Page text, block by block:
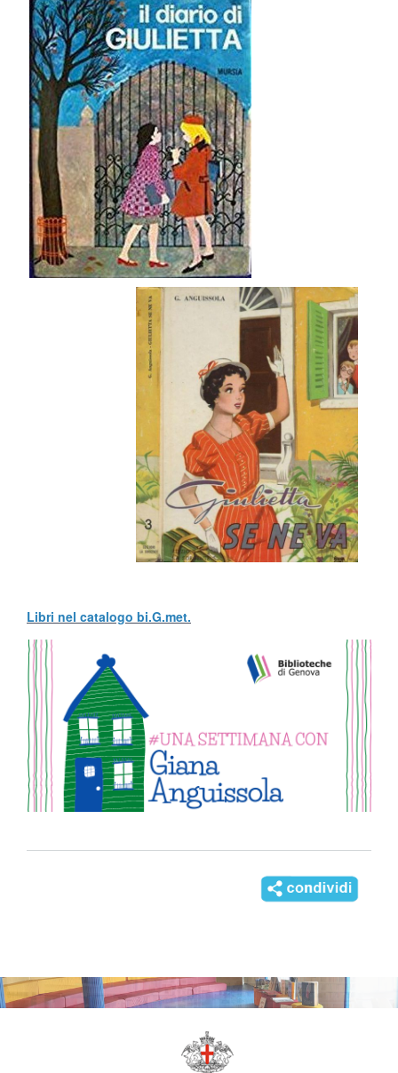
Libri nel catalogo bi.G.met.